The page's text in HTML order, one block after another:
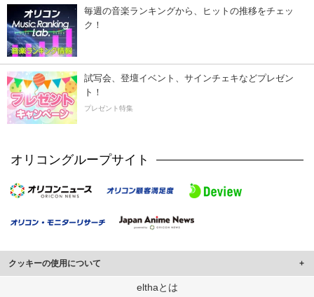
毎週の音楽ランキングから、ヒットの推移をチェッ
ク！
試写会、登壇イベント、サインチェキなどプレゼン
ト！
プレゼント特集
オリコングループサイト
クッキーの使用について
このサイトでは Cookie を使用して、ユーザーに合わせたコンテンツや広告の
elthaとは